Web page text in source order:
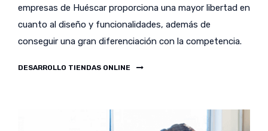
empresas de Huéscar proporciona una mayor libertad en
cuanto al diseño y funcionalidades, además de
conseguir una gran diferenciación con la competencia.
DESARROLLO TIENDAS ONLINE